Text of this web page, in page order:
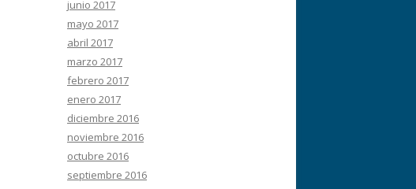
junio 2017
mayo 2017
abril 2017
marzo 2017
febrero 2017
enero 2017
diciembre 2016
noviembre 2016
octubre 2016
septiembre 2016